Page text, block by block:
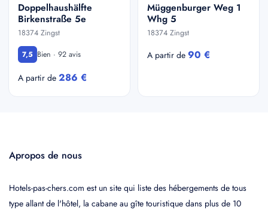
Doppelhaushälfte
Birkenstraße 5e
18374 Zingst
7,5 Bien · 92 avis
A partir de 286 €
Müggenburger Weg 1
Whg 5
18374 Zingst
A partir de 90 €
Apropos de nous
Hotels-pas-chers.com est un site qui liste des hébergements de tous
type allant de l'hôtel, la cabane au gîte touristique dans plus de 10